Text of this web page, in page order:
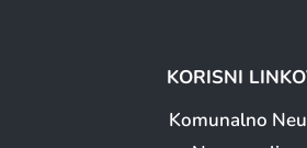
KORISNI
Komunalno